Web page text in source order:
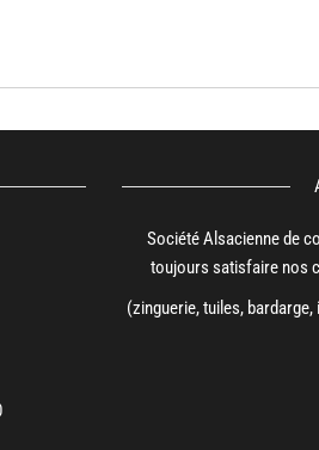
Société Alsacienne de
toujours satisfaire nos
(zinguerie, tuiles,